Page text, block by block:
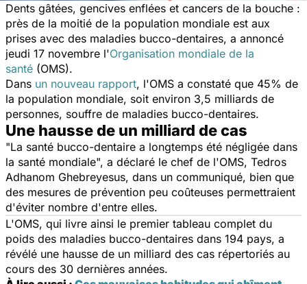
Dents gâtées, gencives enflées et cancers de la bouche :
près de la moitié de la population mondiale est aux
prises avec des maladies bucco-dentaires, a annoncé
jeudi 17 novembre l'Organisation mondiale de la
santé (OMS).
Dans un nouveau rapport, l'OMS a constaté que 45% de
la population mondiale, soit environ 3,5 milliards de
personnes, souffre de maladies bucco-dentaires.
Une hausse de un milliard de cas
"La santé bucco-dentaire a longtemps été négligée dans
la santé mondiale", a déclaré le chef de l'OMS, Tedros
Adhanom Ghebreyesus, dans un communiqué, bien que
des mesures de prévention peu coûteuses permettraient
d'éviter nombre d'entre elles.
L'OMS, qui livre ainsi le premier tableau complet du
poids des maladies bucco-dentaires dans 194 pays, a
révélé une hausse de un milliard des cas répertoriés au
cours des 30 dernières années.